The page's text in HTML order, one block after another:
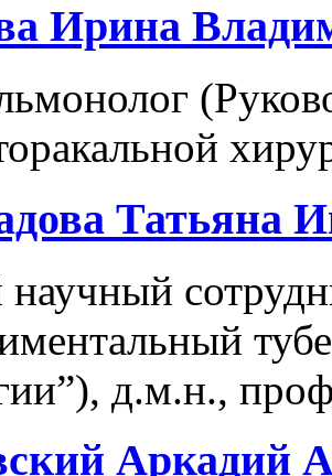
Ирина
Татьяна
д.м.н.,
Аркадий